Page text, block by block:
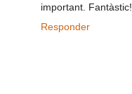
important. Fantàstic!
Responder